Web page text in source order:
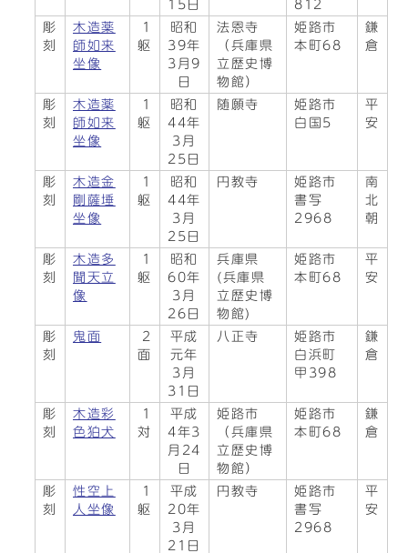
15日
812
彫
刻
木造薬
師如来
坐像
1
躯
昭和
39年
3月9
日
法恩寺
（兵庫県
立歴史博
物館）
姫路市
本町68
鎌
倉
彫
刻
木造薬
師如来
坐像
1
躯
昭和
44年
3月
25日
随願寺
姫路市
白国5
平
安
彫
刻
木造金
剛薩埵
坐像
1
躯
昭和
44年
3月
25日
円教寺
姫路市
書写
2968
南
北
朝
彫
刻
木造多
聞天立
像
1
躯
昭和
60年
3月
26日
兵庫県
(兵庫県
立歴史博
物館)
姫路市
本町68
平
安
彫
刻
鬼面
2
面
平成
元年
3月
31日
八正寺
姫路市
白浜町
甲398
鎌
倉
彫
刻
木造彩
色狛犬
1
対
平成
4年3
月24
日
姫路市
（兵庫県
立歴史博
物館）
姫路市
本町68
鎌
倉
彫
刻
性空上
人坐像
1
躯
平成
20年
3月
21日
円教寺
姫路市
書写
2968
平
安